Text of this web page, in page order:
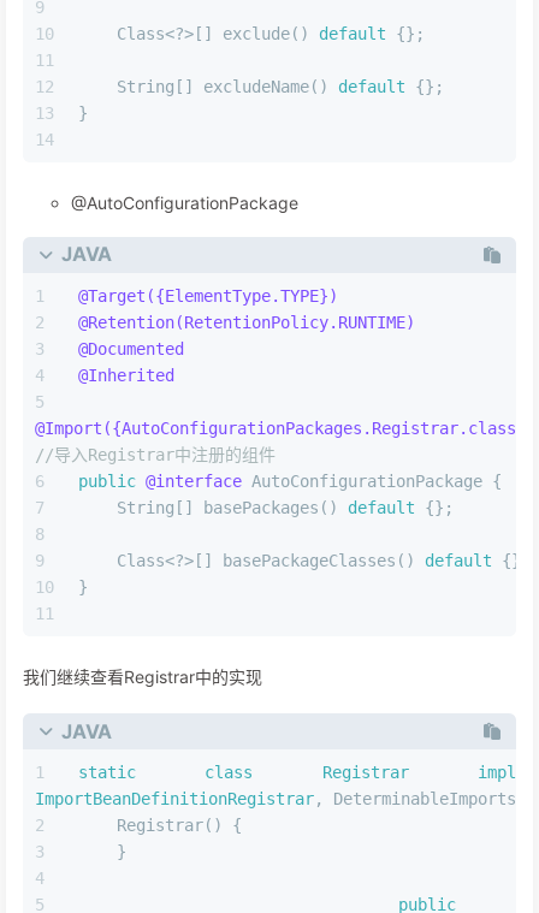
    Class<?>[] exclude()
default {};
    String[] excludeName()
default {};
}
@AutoConfigurationPackage
JAVA
@Target({ElementType.TYPE})
@Retention(RetentionPolicy.RUNTIME)
@Documented
@Inherited
@Import({AutoConfigurationPackages.Registrar.class})
//导入Registrar中注册的组件
public @interface AutoConfigurationPackage {
    String[] basePackages()
default {};
    Class<?>[] basePackageClasses()
default {};
}
我们继续查看Registrar中的实现
JAVA
static class Registrar
ImportBeanDefinitionRegistrar, DeterminableImports {
    Registrar() {
    }
public